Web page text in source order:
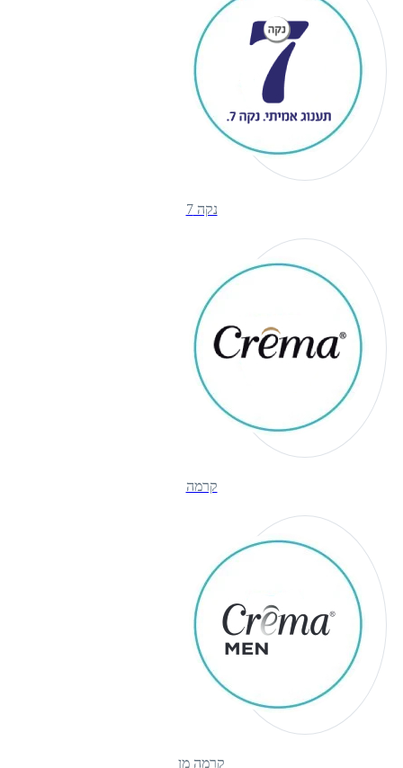
נקה 7
קרמה
קרמה מן